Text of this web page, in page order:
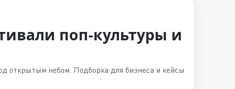
поп-культуры и
открытым небом. Подборка для бизнеса и кейсы